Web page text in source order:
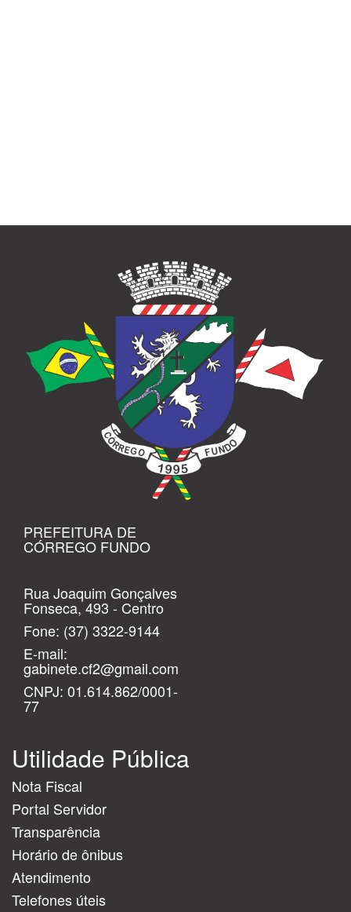
PREFEITURA DE
CÓRREGO FUNDO
Rua Joaquim Gonçalves
Fonseca, 493 - Centro
Fone: (37) 3322-9144
E-mail:
gabinete.cf2@gmail.com
CNPJ: 01.614.862/0001-
77
Utilidade Pública
Nota Fiscal
Portal Servidor
Transparência
Horário de ônibus
Atendimento
Telefones úteis